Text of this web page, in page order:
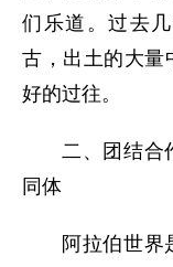
们乐道。过去
古，出土的大量
好的过往。
二、团结合
同体
阿拉伯世界